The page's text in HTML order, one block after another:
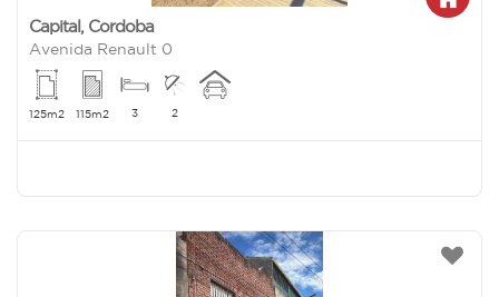
Capital, Cordoba
Avenida Renault 0
125m2 115m2 3 2